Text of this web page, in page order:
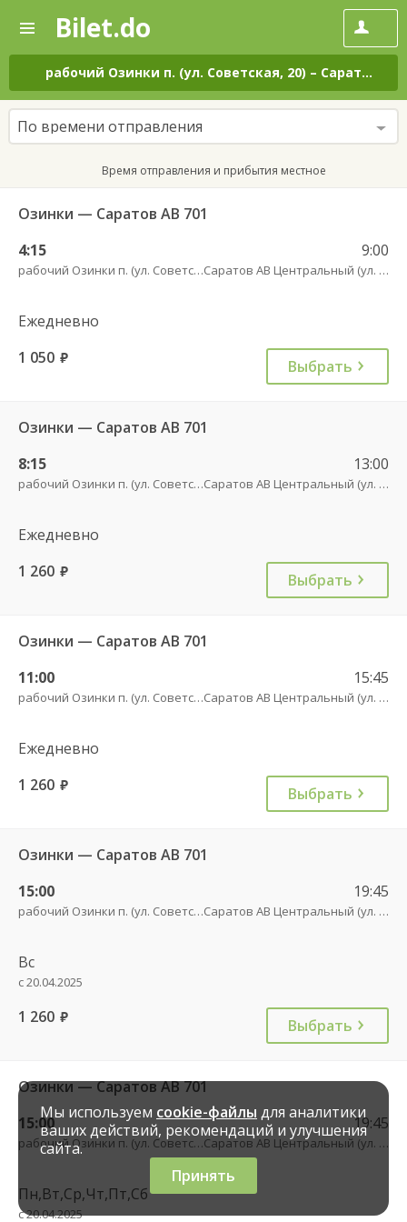
—
Поиск
и
покупка
билетов
на
автобус
онлайн
Bilet.do
рабочий Озинки п. (ул. Советская, 20) – Саратов АВ Центральный (ул. им. Пугачева, 179 А)
По времени отправления
Время отправления и прибытия местное
Озинки — Саратов АВ 701
4:15
рабочий Озинки п. (ул. Советская, 20)
9:00
Саратов АВ Центральный (ул. им. Пугачева, 179 А)
Ежедневно
1 050 руб. Выбрать
Озинки — Саратов АВ 701
8:15
рабочий Озинки п. (ул. Советская, 20)
13:00
Саратов АВ Центральный (ул. им. Пугачева, 179 А)
Ежедневно
1 260 руб. Выбрать
Озинки — Саратов АВ 701
11:00
рабочий Озинки п. (ул. Советская, 20)
15:45
Саратов АВ Центральный (ул. им. Пугачева, 179 А)
Ежедневно
1 260 руб. Выбрать
Озинки — Саратов АВ 701
15:00
рабочий Озинки п. (ул. Советская, 20)
19:45
Саратов АВ Центральный (ул. им. Пугачева, 179 А)
Вс
с 20.04.2025
1 260 руб. Выбрать
Озинки — Саратов АВ 701
15:00
рабочий Озинки п. (ул. Советская, 20)
19:45
Саратов АВ Центральный (ул. им. Пугачева, 179 А)
Пн,Вт,Ср,Чт,Пт,Сб
с 20.04.2025
Мы используем cookie-файлы для аналитики
ваших действий, рекомендаций и улучшения
сайта.
Принять